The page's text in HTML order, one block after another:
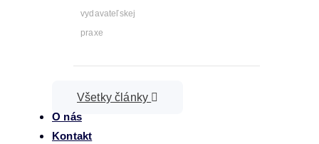
vydavateľskej
praxe
Všetky články
O nás
Kontakt